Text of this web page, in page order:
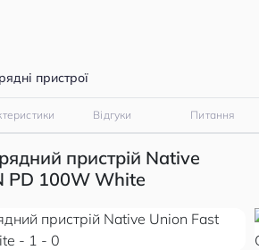
пристрої
Відгуки Питання
пристрій Native
PD 100W White